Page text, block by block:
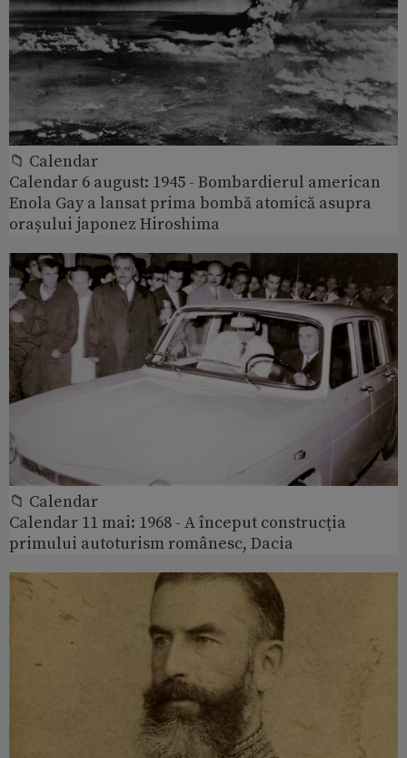
📁 Calendar
Calendar 6 august: 1945 - Bombardierul american
Enola Gay a lansat prima bombă atomică asupra
orașului japonez Hiroshima
📁 Calendar
Calendar 11 mai: 1968 - A început construcția
primului autoturism românesc, Dacia